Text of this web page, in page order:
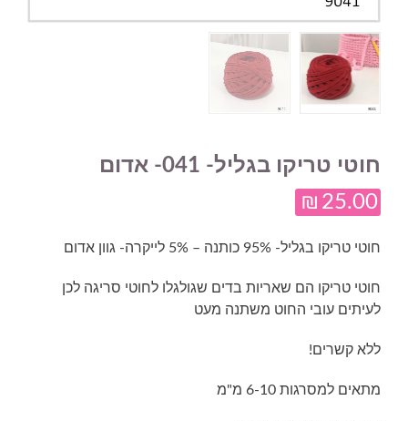
חוטי טריקו בגליל- 041- אדום
₪ 25.00
חוטי טריקו בגליל- 95% כותנה – 5% לייקרה- גוון אדום
חוטי טריקו הם שאריות בדים שגולגלו לחוטי סריגה לכן
לעיתים עובי החוט משתנה מעט
ללא קשרים!
מתאים למסרגות 6-10 מ"מ